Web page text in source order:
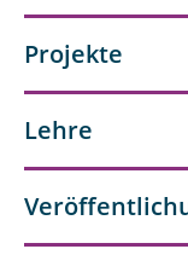
Projekte
Lehre